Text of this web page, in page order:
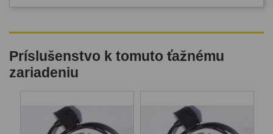
Príslušenstvo k tomuto ťažnému
zariadeniu